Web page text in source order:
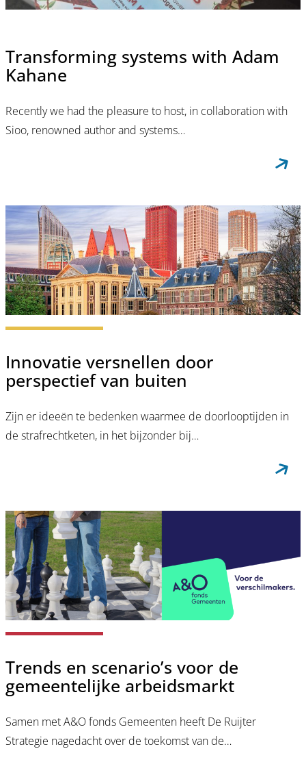
Transforming systems with Adam
Kahane
Recently we had the pleasure to host, in collaboration with
Sioo, renowned author and systems…
Innovatie versnellen door
perspectief van buiten
Zijn er ideeën te bedenken waarmee de doorlooptijden in
de strafrechtketen, in het bijzonder bij…
Trends en scenario’s voor de
gemeentelijke arbeidsmarkt
Samen met A&O fonds Gemeenten heeft De Ruijter
Strategie nagedacht over de toekomst van de…